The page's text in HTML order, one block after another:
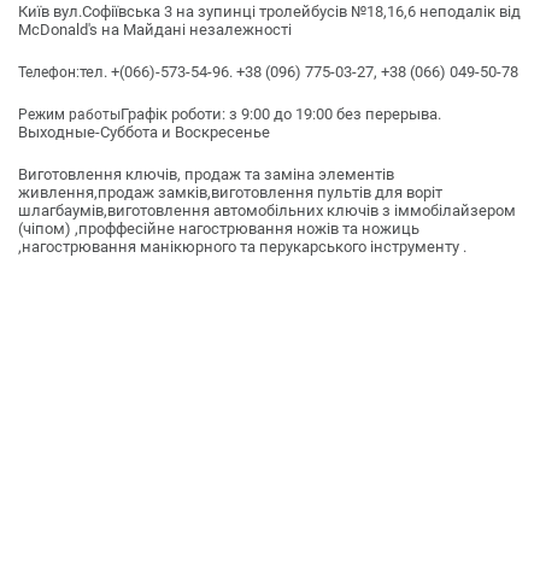
Київ вул.Софіївська 3 на зупинці тролейбусів №18,16,6 неподалік від
McDonald's на Майдані незалежності
Телефон:тел. +(066)-573-54-96. +38 (096) 775-03-27, +38 (066) 049-50-78
Режим работыГрафік роботи: з 9:00 до 19:00 без перерыва.
Выходные-Суббота и Воскресенье
Виготовлення ключів, продаж та заміна элементів
живлення,продаж замків,виготовлення пультів для воріт
шлагбаумів,виготовлення автомобільних ключів з іммобілайзером
(чіпом) ,проффесійне нагострювання ножів та ножиць
,нагострювання манікюрного та перукарського інструменту .